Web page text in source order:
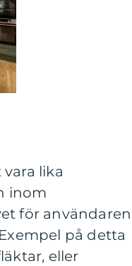
lika
inom
för användaren
på detta
eller